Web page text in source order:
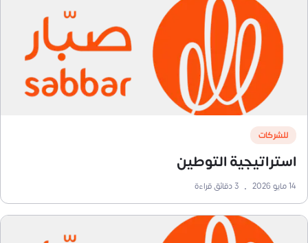
للشركات
استراتيجية التوطين
14 مايو 2026 •
3دقائق قراءة